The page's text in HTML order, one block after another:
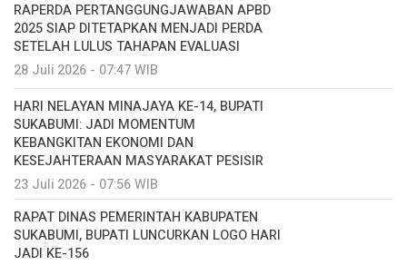
RAPERDA PERTANGGUNGJAWABAN APBD
2025 SIAP DITETAPKAN MENJADI PERDA
SETELAH LULUS TAHAPAN EVALUASI
28 Juli 2026 - 07:47 WIB
HARI NELAYAN MINAJAYA KE-14, BUPATI
SUKABUMI: JADI MOMENTUM
KEBANGKITAN EKONOMI DAN
KESEJAHTERAAN MASYARAKAT PESISIR
23 Juli 2026 - 07:56 WIB
RAPAT DINAS PEMERINTAH KABUPATEN
SUKABUMI, BUPATI LUNCURKAN LOGO HARI
JADI KE-156